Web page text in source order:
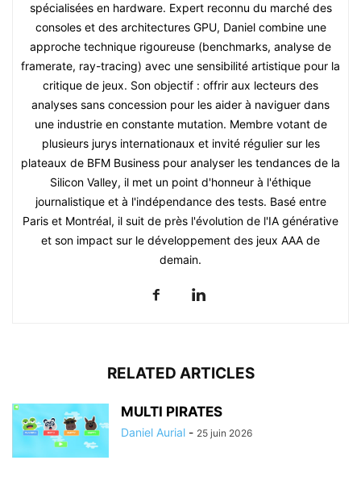
spécialisées en hardware. Expert reconnu du marché des
consoles et des architectures GPU, Daniel combine une
approche technique rigoureuse (benchmarks, analyse de
framerate, ray-tracing) avec une sensibilité artistique pour la
critique de jeux. Son objectif : offrir aux lecteurs des
analyses sans concession pour les aider à naviguer dans
une industrie en constante mutation. Membre votant de
plusieurs jurys internationaux et invité régulier sur les
plateaux de BFM Business pour analyser les tendances de la
Silicon Valley, il met un point d'honneur à l'éthique
journalistique et à l'indépendance des tests. Basé entre
Paris et Montréal, il suit de près l'évolution de l'IA générative
et son impact sur le développement des jeux AAA de
demain.
RELATED ARTICLES
MULTI PIRATES
Daniel Aurial - 25 juin 2026